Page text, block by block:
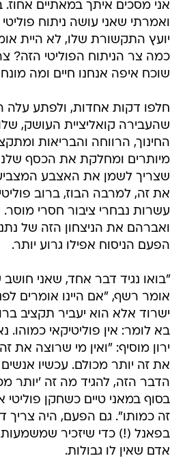
אני מסכים איתך במאתיים
ואמרתי שאני עושה ניתוח
יועץ התקשורת שלו, לא היית
כמה צר הניתוח הפוליטי הזה?
שוכח איפה אנחנו חיים ומה
חלפו דקות אחדות, ולפתע
שהעבירה קואליציית העושק,
החינוך, הרווחה והבריאות
מיותרים ומחלקת את הכסף שלנו
שצריך לשמן את האצבע
את זה, למרבה הבוז, ברוב
עשרות נבחרי ציבור חסרי
ואברהם את הניצחון הזה של
הפעם הניסוח אפילו גרוע יותר.
"בואו נגיד דבר אחד, שאני חושב
אומר רשף, "אם היינו אומרים
בא לומר: אין פוליטיקאי
ירון מוסיף: "ואין מי שרוצה את
את זה יותר מכולם. עכשיו
הדבר הזה, להגיד מה זה 'יותר
בסוף במאני טיים כשחקן
זה כמותו". גם הפעם, היה צריך
בפאנל (!) כדי שיזכיר שמשמעות
אדם שאין לו גבולות.